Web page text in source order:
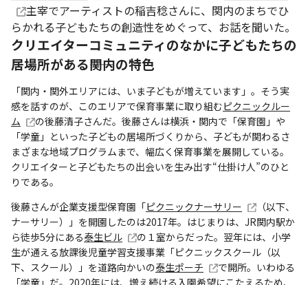
主宰でアーティストの稲吉稔さんに、関内のまちでひ
らかれる子どもたちの創造性をめぐって、お話を聞いた。
クリエイターコミュニティのなかに子どもたちの
居場所がある――関内の特色
「関内・関外エリアには、いま子どもが増えています」。そう実
感を話すのが、このエリアで保育事業に取り組むピクニックルー
ム
の後藤清子さんだ。後藤さんは横浜・関内で「保育園」や
「学童」といった子どもの居場所づくりから、子どもが関わるさ
まざまな地域プログラムまで、幅広く保育事業を展開している。
クリエイターと子どもたちの出会いを生み出す“仕掛け人”のひと
りである。
後藤さんが企業支援型保育園「ピクニックナーサリー
（以下、
ナーサリー）」を開園したのは2017年。はじまりは、JR関内駅か
ら徒歩5分にある泰生ビル
の１室からだった。翌年には、小学
生が通える放課後児童学習支援事業「ピクニックスクール（以
下、スクール）」を道路向かいの泰生ポーチ
で開所。いわゆる